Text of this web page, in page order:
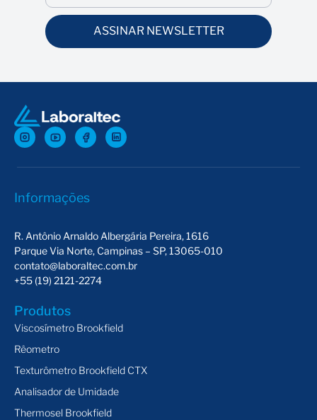
ASSINAR NEWSLETTER
Informações
R. Antônio Arnaldo Albergária Pereira, 1616
Parque Via Norte, Campinas – SP, 13065-010
contato@laboraltec.com.br
+55 (19) 2121-2274
Produtos
Viscosímetro Brookfield
Rêometro
Texturômetro Brookfield CTX
Analisador de Umidade
Thermosel Brookfield